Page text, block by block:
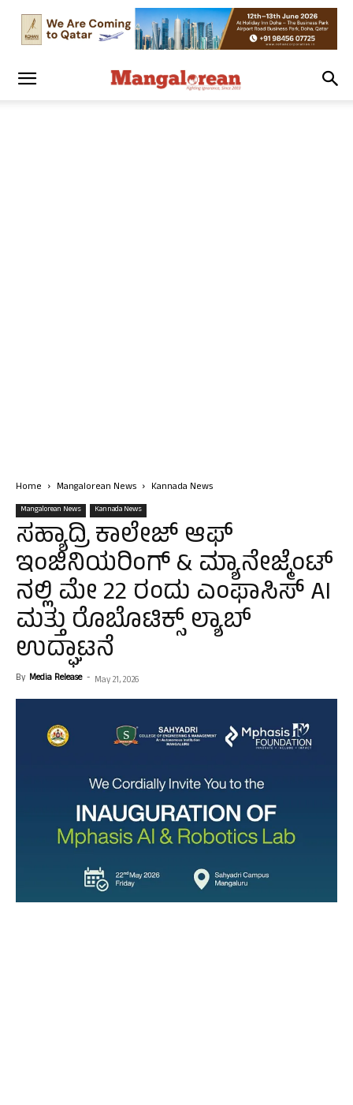
Home Mangalorean News Kannada News
Mangalorean News Kannada News
ಸಹ್ಯಾದ್ರಿ ಕಾಲೇಜ್ ಆಫ್
ಇಂಜಿನಿಯರಿಂಗ್ & ಮ್ಯಾನೇಜ್ಮೆಂಟ್
ನಲ್ಲಿ ಮೇ 22 ರಂದು ಎಂಫಾಸಿಸ್ AI
ಮತ್ತು ರೊಬೊಟಿಕ್ಸ್ ಲ್ಯಾಬ್
ಉದ್ಘಾಟನೆ
By Media Release - May 21, 2026